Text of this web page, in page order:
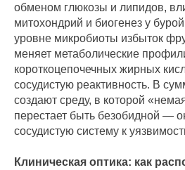
обменом глюкозы и липидов,
митохондрий и биогенез у
уровне микробиоты избыток
меняет метаболические
короткоцепочечных жирных
сосудистую реактивность. В
создают среду, в которой
перестает быть безобидной —
сосудистую систему к
Клиническая оптика: как